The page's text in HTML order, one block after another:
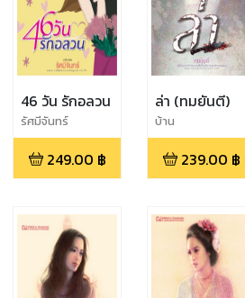
46 วัน รักอลวน
รัศมีจันทร์
249.00 ฿
ล่า (ทมยันตี)
บ้าน
วรรณกรรม,ทมยัน
ตี
239.00 ฿